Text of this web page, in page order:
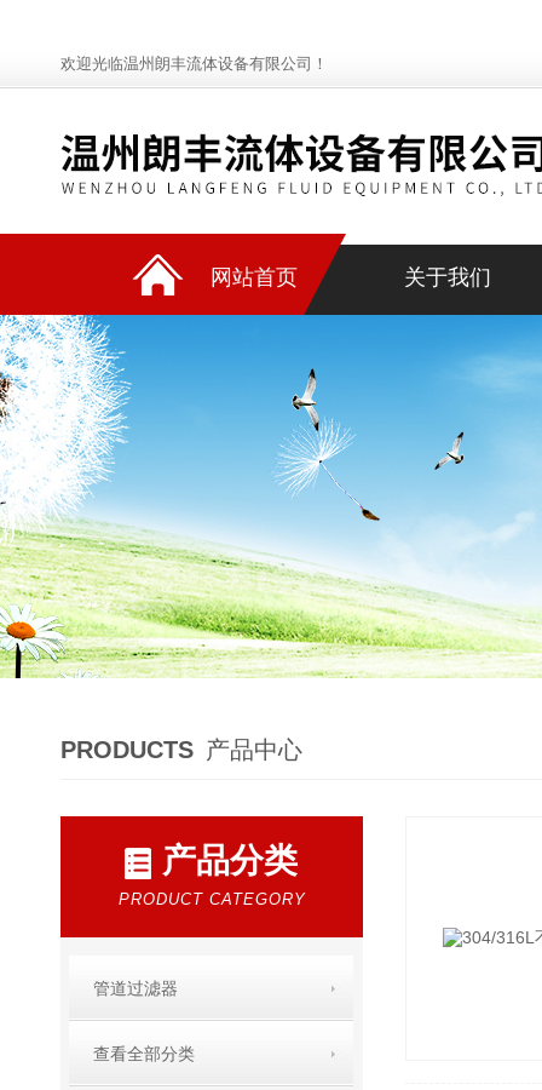
欢迎光临温州朗丰流体设备有限公司！
网站首页 关于我们
PRODUCTS 产品中心
产品分类
PRODUCT CATEGORY
管道过滤器
查看全部分类